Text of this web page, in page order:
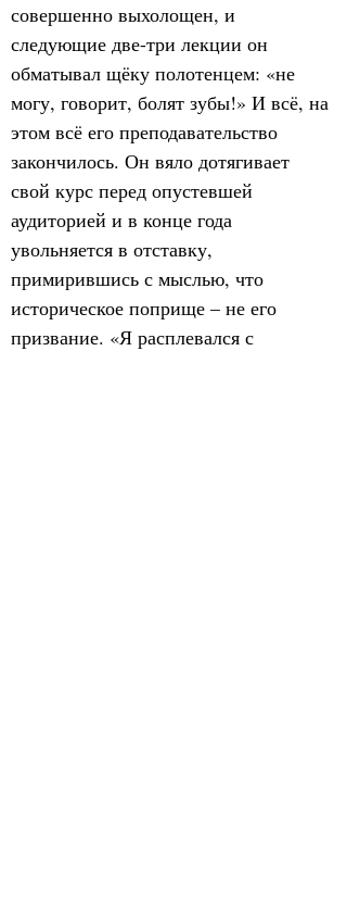
совершенно выхолощен, и
следующие две-три лекции он
обматывал щёку полотенцем: «не
могу, говорит, болят зубы!» И всё, на
этом всё его преподавательство
закончилось. Он вяло дотягивает
свой курс перед опустевшей
аудиторией и в конце года
увольняется в отставку,
примирившись с мыслью, что
историческое поприще – не его
призвание. «Я расплевался с